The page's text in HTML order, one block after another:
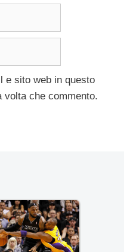
e sito web in questo
volta che commento.